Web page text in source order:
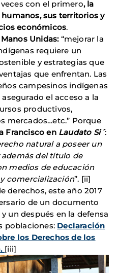
con el primero, la
sus territorios y
económicos.
Unidas: “mejorar la
requiere un
y estrategias que
que enfrentan. Las
campesinos indígenas
el acceso a la
productivos,
mercados…etc.” Porque
Francisco en Laudato Si´:
natural a poseer un
del título de
medios de educación
comercialización”. [ii]
derechos, este año 2017
de un documento
un después en la defensa
poblaciones: Declaración
los Derechos de los
. [iii]